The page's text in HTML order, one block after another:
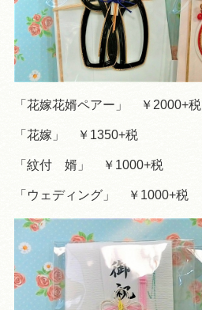
「花嫁花婿ペアー」 ￥2000+税
「花嫁」 ￥1350+税
「紋付 婿」 ￥1000+税
「ウェディング」 ￥1000+税